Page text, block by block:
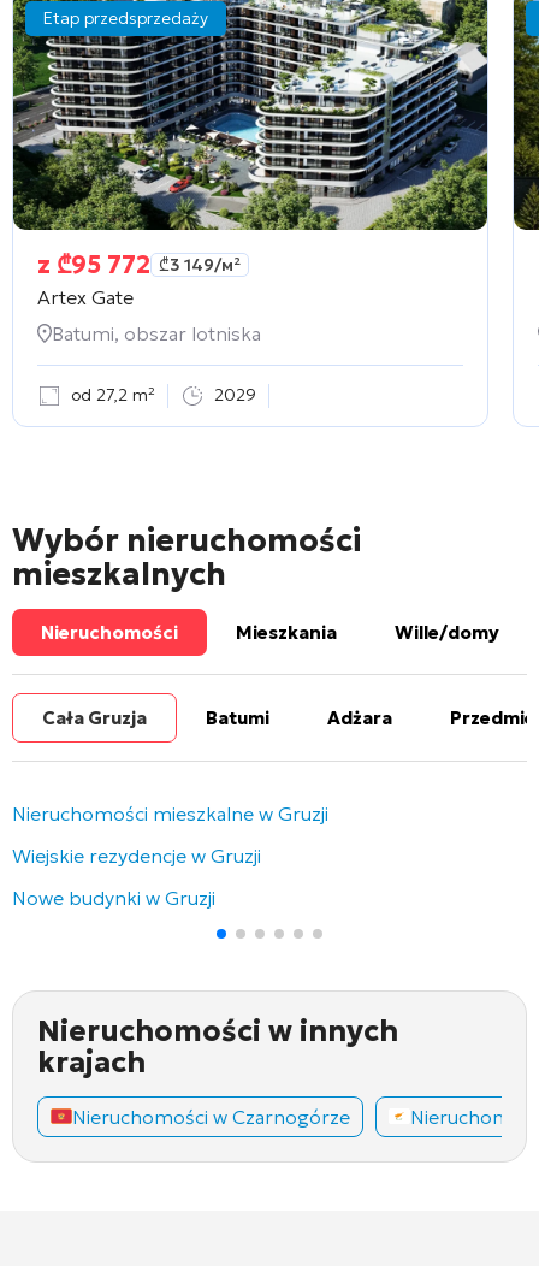
Etap przedsprzedaży
z ₾95 772 ₾3 149/м²
Artex Gate
Batumi, obszar lotniska
od 27,2 m² 2029
Wybór nieruchomości
mieszkalnych
Nieruchomości Mieszkania Wille/domy
Cała Gruzja Batumi Adżara
Nieruchomości mieszkalne w Gruzji
Wiejskie rezydencje w Gruzji
Nowe budynki w Gruzji
Nieruchomości w innych
krajach
Nieruchomości w Czarnogórze